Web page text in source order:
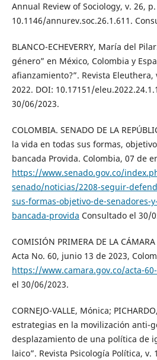
Annual Review of Sociology, v. 26,
10.1146/annurev.soc.26.1.611.
BLANCO-ECHEVERRY, María del
género” en México, Colombia y
afianzamiento?”. Revista Eleuthera,
2022. DOI: 10.17151/
30/06/2023.
COLOMBIA. SENADO DE LA
la vida en todas sus formas,
bancada Provida. Colombia, 07 de
https://www.senado.gov.co/
senado/noticias/2208-seguir-
sus-formas-objetivo-de-senadores-
bancada-provida Consultado el 30/
COMISIÓN PRIMERA DE LA CÁMARA
Acta No. 60, junio 13 de 2023,
https://www.camara.gov.co/acta-
el 30/06/2023.
CORNEJO-VALLE, Mónica;
estrategias en la movilización anti-
desplazamiento de una política de
laico”. Revista Psicología Política, v.